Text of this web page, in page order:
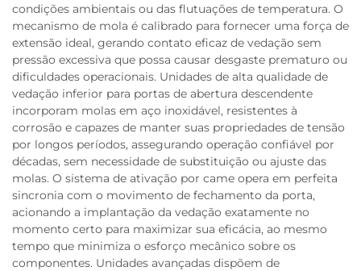
condições ambientais ou das flutuações de temperatura. O
mecanismo de mola é calibrado para fornecer uma força de
extensão ideal, gerando contato eficaz de vedação sem
pressão excessiva que possa causar desgaste prematuro ou
dificuldades operacionais. Unidades de alta qualidade de
vedação inferior para portas de abertura descendente
incorporam molas em aço inoxidável, resistentes à
corrosão e capazes de manter suas propriedades de tensão
por longos períodos, assegurando operação confiável por
décadas, sem necessidade de substituição ou ajuste das
molas. O sistema de ativação por came opera em perfeita
sincronia com o movimento de fechamento da porta,
acionando a implantação da vedação exatamente no
momento certo para maximizar sua eficácia, ao mesmo
tempo que minimiza o esforço mecânico sobre os
componentes. Unidades avançadas dispõem de